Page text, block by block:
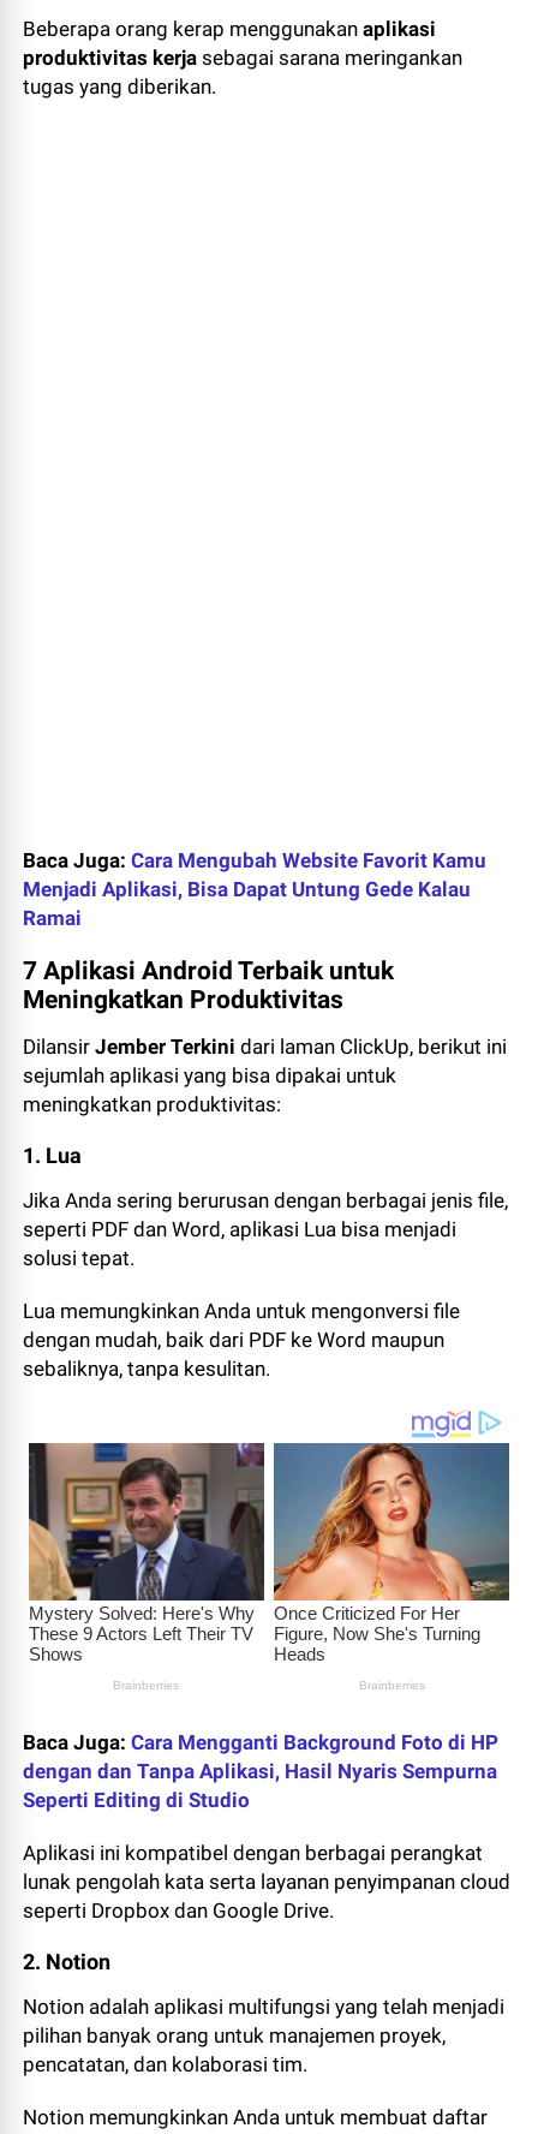
Beberapa orang kerap menggunakanaplikasi
produktivitas kerjasebagai sarana meringankan
tugas yang diberikan.
Baca Juga:Cara Mengubah Website Favorit Kamu
Menjadi Aplikasi, Bisa Dapat Untung Gede Kalau
Ramai
7 Aplikasi Android Terbaik untuk
Meningkatkan Produktivitas
DilansirJember Terkinidari laman ClickUp, berikut ini
sejumlah aplikasi yang bisa dipakai untuk
meningkatkan produktivitas:
1. Lua
Jika Anda sering berurusan dengan berbagai jenis file,
seperti PDF dan Word, aplikasi Lua bisa menjadi
solusi tepat.
Lua memungkinkan Anda untuk mengonversi file
dengan mudah, baik dari PDF ke Word maupun
sebaliknya, tanpa kesulitan.
Baca Juga:Cara Mengganti Background Foto di HP
dengan dan Tanpa Aplikasi, Hasil Nyaris Sempurna
Seperti Editing di Studio
Aplikasi ini kompatibel dengan berbagai perangkat
lunak pengolah kata serta layanan penyimpanan cloud
seperti Dropbox dan Google Drive.
2. Notion
Notion adalah aplikasi multifungsi yang telah menjadi
pilihan banyak orang untuk manajemen proyek,
pencatatan, dan kolaborasi tim.
Notion memungkinkan Anda untuk membuat daftar